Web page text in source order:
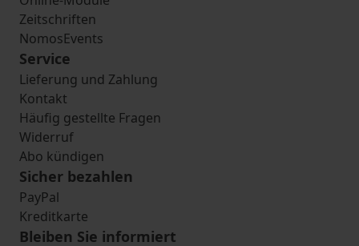
Zeitschriften
NomosEvents
Service
Lieferung und Zahlung
Kontakt
Häufig gestellte Fragen
Widerruf
Abo kündigen
Sicher bezahlen
PayPal
Kreditkarte
Bleiben Sie informiert